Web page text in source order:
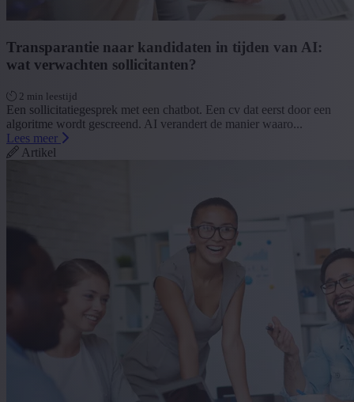
Transparantie naar kandidaten in tijden van AI:
wat verwachten sollicitanten?
2 min leestijd
Een sollicitatiegesprek met een chatbot. Een cv dat eerst door een
algoritme wordt gescreend. AI verandert de manier waaro...
Lees meer
Artikel